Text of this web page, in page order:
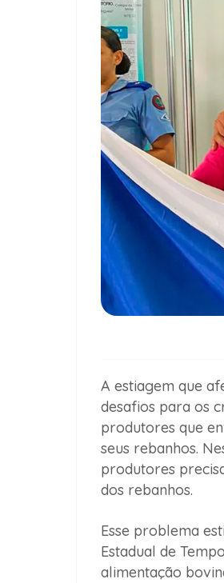
A estiagem que
desafios para os
produtores que
seus rebanhos.
produtores
dos rebanhos.
Esse problema
Estadual de
alimentação